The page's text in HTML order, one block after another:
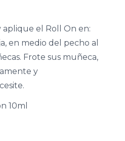
aplique el Roll On en:
en medio del pecho al
Frote sus muñeca,
y
10ml